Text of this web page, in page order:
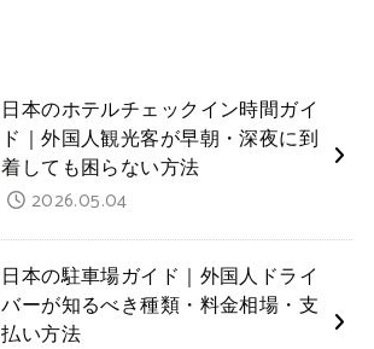
日本のホテルチェックイン時間ガイ
ド｜外国人観光客が早朝・深夜に到
着しても困らない方法
2026.05.04
日本の駐車場ガイド｜外国人ドライ
バーが知るべき種類・料金相場・支
払い方法